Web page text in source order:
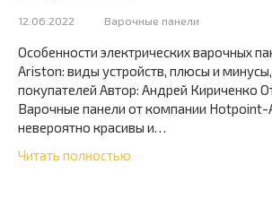
12.06.2022 Варочные панели
Особенности электрических варочных
Ariston: виды устройств, плюсы и
покупателей Автор: Андрей Кириченко
Варочные панели от компании
невероятно красивы и…
Читать полностью